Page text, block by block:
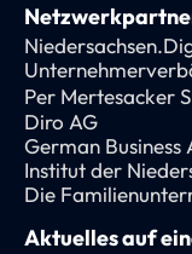
Per Mertesacker
Diro AG
German Business
Institut der
Die
Aktuelles auf